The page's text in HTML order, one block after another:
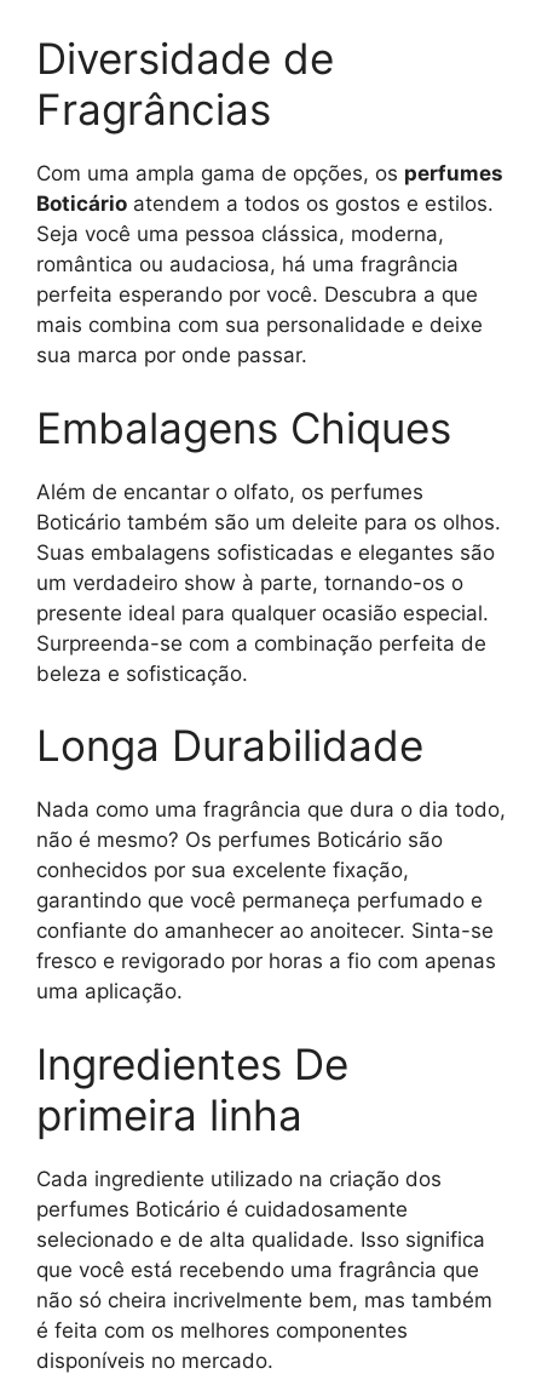
Diversidade de
Fragrâncias
Com uma ampla gama de opções, os perfumes
Boticário atendem a todos os gostos e estilos.
Seja você uma pessoa clássica, moderna,
romântica ou audaciosa, há uma fragrância
perfeita esperando por você. Descubra a que
mais combina com sua personalidade e deixe
sua marca por onde passar.
Embalagens Chiques
Além de encantar o olfato, os perfumes
Boticário também são um deleite para os olhos.
Suas embalagens sofisticadas e elegantes são
um verdadeiro show à parte, tornando-os o
presente ideal para qualquer ocasião especial.
Surpreenda-se com a combinação perfeita de
beleza e sofisticação.
Longa Durabilidade
Nada como uma fragrância que dura o dia todo,
não é mesmo? Os perfumes Boticário são
conhecidos por sua excelente fixação,
garantindo que você permaneça perfumado e
confiante do amanhecer ao anoitecer. Sinta-se
fresco e revigorado por horas a fio com apenas
uma aplicação.
Ingredientes De
primeira linha
Cada ingrediente utilizado na criação dos
perfumes Boticário é cuidadosamente
selecionado e de alta qualidade. Isso significa
que você está recebendo uma fragrância que
não só cheira incrivelmente bem, mas também
é feita com os melhores componentes
disponíveis no mercado.